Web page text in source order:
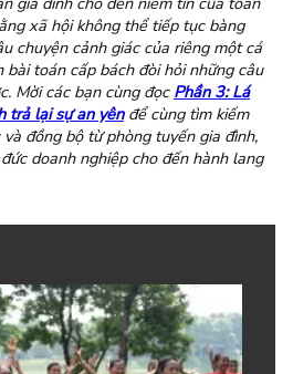
xã hội không thể tiếp tục bàng
chuyện cảnh giác của riêng một cá
toán cấp bách đòi hỏi những câu
Mời các bạn cùng đọc Phần 3: Lá
trả lại sự an yênđể cùng tìm kiếm
đồng bộ từ phòng tuyến gia đình,
doanh nghiệp cho đến hành lang